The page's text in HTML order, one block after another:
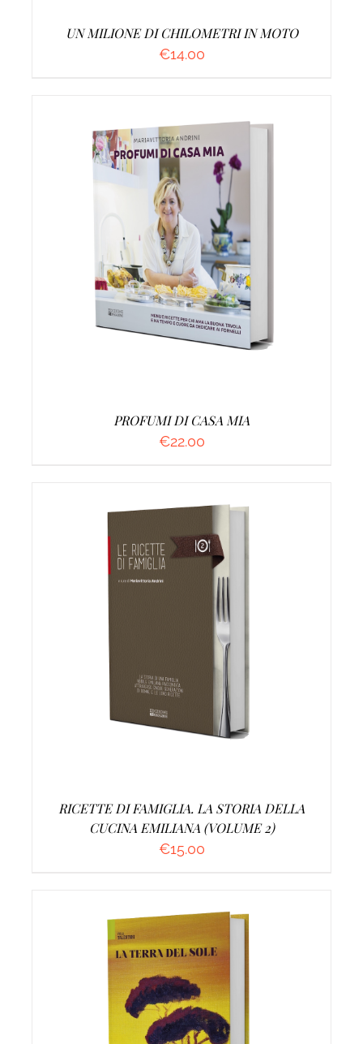
UN MILIONE DI CHILOMETRI IN MOTO
€14.00
AGGIUNGI AL CARRELLO / DETTAGLI
PROFUMI DI CASA MIA
€22.00
/
RICETTE DI FAMIGLIA. LA STORIA DELLA
CUCINA EMILIANA (VOLUME 2)
€15.00